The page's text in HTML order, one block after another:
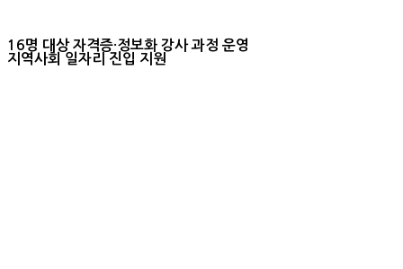
16명 대상 자격증·정보화 강사 과정 운영
지역사회 일자리 진입 지원